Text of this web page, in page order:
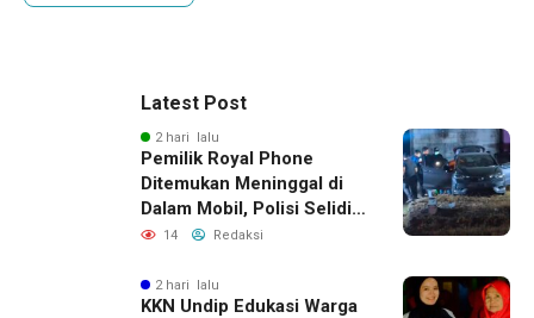
Latest Post
2 hari lalu
Pemilik Royal Phone
Ditemukan Meninggal di
Dalam Mobil, Polisi Selidiki
Dugaan Keterkaitan
14 Redaksi
2 hari lalu
KKN Undip Edukasi Warga